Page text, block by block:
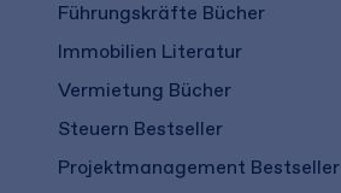
Führungskräfte Bücher
Immobilien Literatur
Vermietung Bücher
Steuern Bestseller
Projektmanagement Bestseller